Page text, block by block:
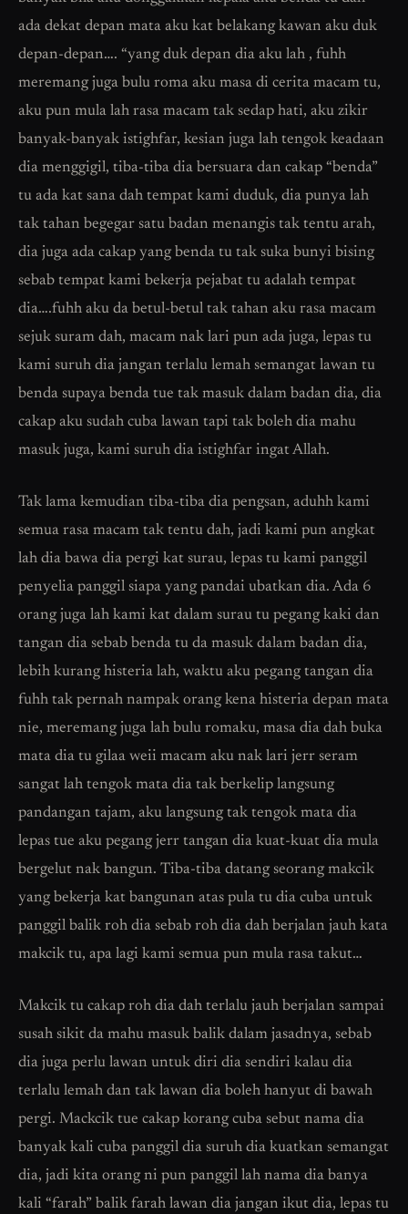
ada dekat depan mata aku kat belakang kawan aku duk
depan-depan…. “yang duk depan dia aku lah , fuhh
meremang juga bulu roma aku masa di cerita macam tu,
aku pun mula lah rasa macam tak sedap hati, aku zikir
banyak-banyak istighfar, kesian juga lah tengok keadaan
dia menggigil, tiba-tiba dia bersuara dan cakap “benda”
tu ada kat sana dah tempat kami duduk, dia punya lah
tak tahan begegar satu badan menangis tak tentu arah,
dia juga ada cakap yang benda tu tak suka bunyi bising
sebab tempat kami bekerja pejabat tu adalah tempat
dia….fuhh aku da betul-betul tak tahan aku rasa macam
sejuk suram dah, macam nak lari pun ada juga, lepas tu
kami suruh dia jangan terlalu lemah semangat lawan tu
benda supaya benda tue tak masuk dalam badan dia, dia
cakap aku sudah cuba lawan tapi tak boleh dia mahu
masuk juga, kami suruh dia istighfar ingat Allah.
Tak lama kemudian tiba-tiba dia pengsan, aduhh kami
semua rasa macam tak tentu dah, jadi kami pun angkat
lah dia bawa dia pergi kat surau, lepas tu kami panggil
penyelia panggil siapa yang pandai ubatkan dia. Ada 6
orang juga lah kami kat dalam surau tu pegang kaki dan
tangan dia sebab benda tu da masuk dalam badan dia,
lebih kurang histeria lah, waktu aku pegang tangan dia
fuhh tak pernah nampak orang kena histeria depan mata
nie, meremang juga lah bulu romaku, masa dia dah buka
mata dia tu gilaa weii macam aku nak lari jerr seram
sangat lah tengok mata dia tak berkelip langsung
pandangan tajam, aku langsung tak tengok mata dia
lepas tue aku pegang jerr tangan dia kuat-kuat dia mula
bergelut nak bangun. Tiba-tiba datang seorang makcik
yang bekerja kat bangunan atas pula tu dia cuba untuk
panggil balik roh dia sebab roh dia dah berjalan jauh kata
makcik tu, apa lagi kami semua pun mula rasa takut…
Makcik tu cakap roh dia dah terlalu jauh berjalan sampai
susah sikit da mahu masuk balik dalam jasadnya, sebab
dia juga perlu lawan untuk diri dia sendiri kalau dia
terlalu lemah dan tak lawan dia boleh hanyut di bawah
pergi. Mackcik tue cakap korang cuba sebut nama dia
banyak kali cuba panggil dia suruh dia kuatkan semangat
dia, jadi kita orang ni pun panggil lah nama dia banya
kali “farah” balik farah lawan dia jangan ikut dia, lepas tu